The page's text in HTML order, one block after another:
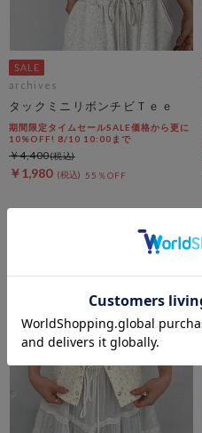
archives
タックミニリボンチビＴｅｅ
期間限定タイムセールSALE価格から更に
10%OFF! 8/10 10:00まで
￥1,980 55％OFF
￥4,400